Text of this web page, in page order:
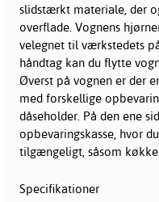
slidstærkt materiale, der
overflade. Vognens
velegnet til værkstedets
håndtag kan du flytte
Øverst på vognen er der
med forskellige
dåseholder. På den ene
opbevaringskasse, hvor
tilgængeligt, såsom
Specifikationer